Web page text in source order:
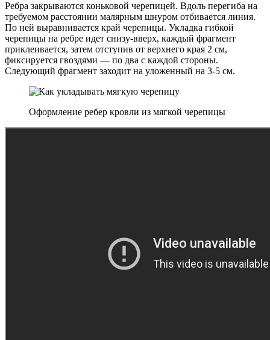
Ребра закрываются коньковой черепицей. Вдоль перегиба на
требуемом расстоянии малярным шнуром отбивается линия.
По ней выравнивается край черепицы. Укладка гибкой
черепицы на ребре идет снизу-вверх, каждый фрагмент
приклеивается, затем отступив от верхнего края 2 см,
фиксируется гвоздями — по два с каждой стороны.
Следующий фрагмент заходит на уложенный на 3-5 см.
Оформление ребер кровли из мягкой черепицы